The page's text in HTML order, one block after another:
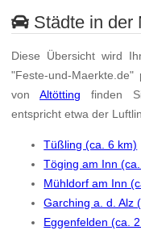
Städte in der
Diese Übersicht wird
"Feste-und-
vonAltötting finden
entspricht etwa der
Tüßling (ca. 6 km)
Töging am Inn
Mühldorf am Inn
Garching a. d. Alz
Eggenfelden (ca.